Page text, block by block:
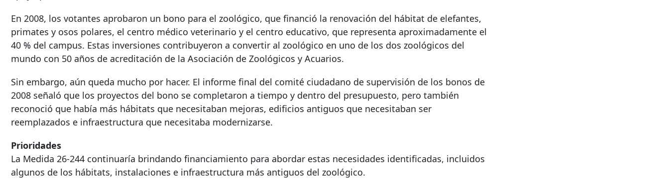
En 2008, los votantes aprobaron un bono para el zoológico, que financió la renovación del hábitat de elefantes,
primates y osos polares, el centro médico veterinario y el centro educativo, que representa aproximadamente el
40 % del campus. Estas inversiones contribuyeron a convertir al zoológico en uno de los dos zoológicos del
mundo con 50 años de acreditación de la Asociación de Zoológicos y Acuarios.
Sin embargo, aún queda mucho por hacer. El informe final del comité ciudadano de supervisión de los bonos de
2008 señaló que los proyectos del bono se completaron a tiempo y dentro del presupuesto, pero también
reconoció que había más hábitats que necesitaban mejoras, edificios antiguos que necesitaban ser
reemplazados e infraestructura que necesitaba modernizarse.
Prioridades
La Medida 26-244 continuaría brindando financiamiento para abordar estas necesidades identificadas, incluidos
algunos de los hábitats, instalaciones e infraestructura más antiguos del zoológico.